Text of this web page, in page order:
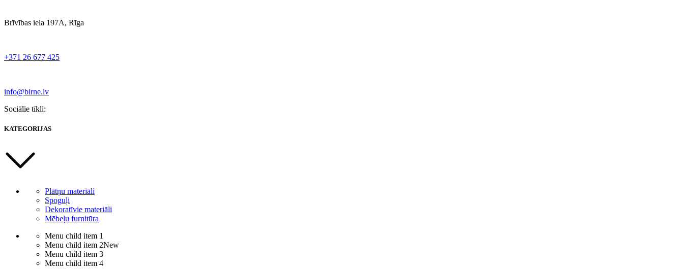
Brīvības iela 197A, Rīga
+371 26 677 425
info@birne.lv
Sociālie tīkli:
KATEGORIJAS
Plātņu materiāli
Spoguļi
Dekoratīvie materiāli
Mēbeļu furnitūra
Menu child item 1
Menu child item 2New
Menu child item 3
Menu child item 4